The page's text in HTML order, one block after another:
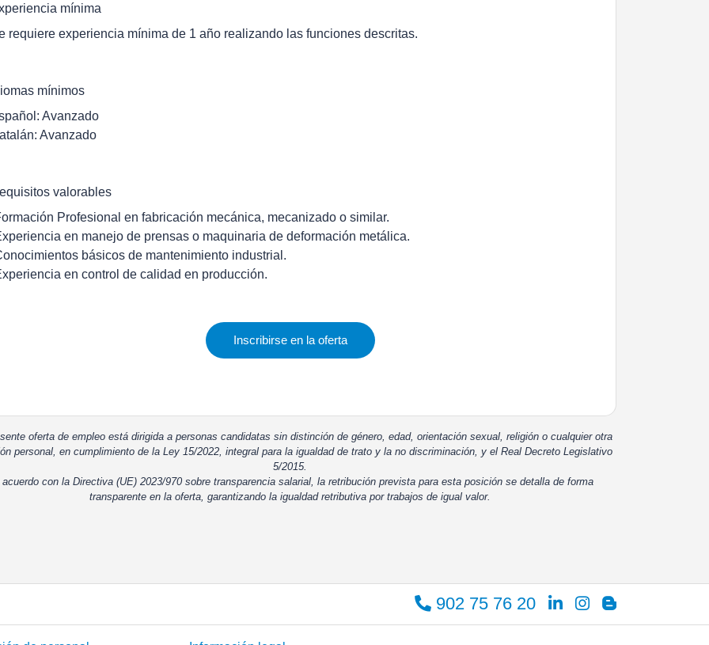
mínima
requiere experiencia mínima de 1 año realizando las funciones descritas.
mínimos
Avanzado
Avanzado
valorables
Profesional en fabricación mecánica, mecanizado o similar.
en manejo de prensas o maquinaria de deformación metálica.
básicos de mantenimiento industrial.
en control de calidad en producción.
Inscribirse en la oferta
oferta de empleo está dirigida a personas candidatas sin distinción de género, edad, orientación sexual, religión o cualquier otra
personal, en cumplimiento de la Ley 15/2022, integral para la igualdad de trato y la no discriminación, y el Real Decreto Legislativo
5/2015.
acuerdo con la Directiva (UE) 2023/970 sobre transparencia salarial, la retribución prevista para esta posición se detalla de forma
transparente en la oferta, garantizando la igualdad retributiva por trabajos de igual valor.
902 75 76 20